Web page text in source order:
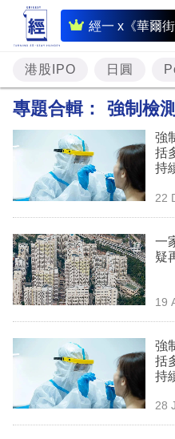
經一 x《華爾街
即
時
財
經
投
資
樓
市
理
科
技
港股IPO 日圓
專題合輯： 強制檢測
強
括
持
22
一
疑
19
強
括
持
28